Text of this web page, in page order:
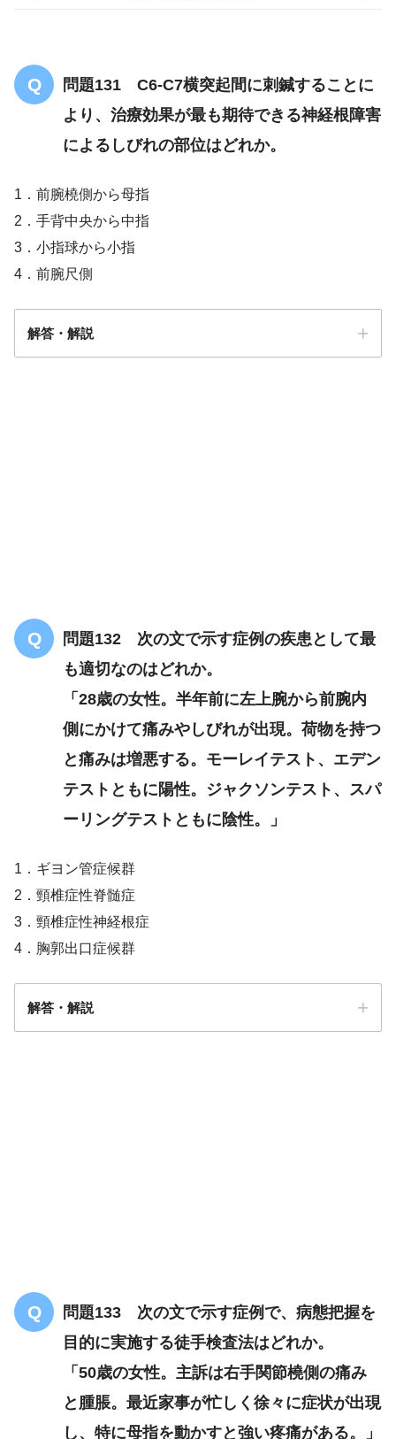
問題131 C6-C7横突起間に刺鍼することに
より、治療効果が最も期待できる神経根障害
によるしびれの部位はどれか。
1．前腕橈側から母指
2．手背中央から中指
3．小指球から小指
4．前腕尺側
解答・解説
問題132 次の文で示す症例の疾患として最
も適切なのはどれか。
「28歳の女性。半年前に左上腕から前腕内
側にかけて痛みやしびれが出現。荷物を持つ
と痛みは増悪する。モーレイテスト、エデン
テストともに陽性。ジャクソンテスト、スパ
ーリングテストともに陰性。」
1．ギヨン管症候群
2．頸椎症性脊髄症
3．頸椎症性神経根症
4．胸郭出口症候群
解答・解説
胸郭出口症候群
問題133 次の文で示す症例で、病態把握を
目的に実施する徒手検査法はどれか。
「50歳の女性。主訴は右手関節橈側の痛み
と腫脹。最近家事が忙しく徐々に症状が出現
し、特に母指を動かすと強い疼痛がある。」